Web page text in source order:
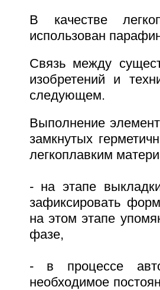
В качестве
использован
Связь между
изобретений и
следующем.
Выполнение
замкнутых
легкоплавким
- на этапе
зафиксировать
на этом этапе
фазе,
- в процессе
необходимое